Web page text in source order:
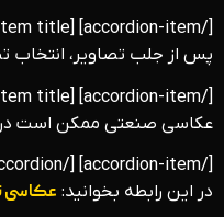
[/accordion-item] [accordion-item title=”انتخاب تصاویر مناسب برای پردازش”]
پس از جلب تصاویر، انتخاب
[/accordion-item] [accordion-item title=”محافظت از تجهیزات”]
عکاسی صنعتی ممکن است در
[/accordion-item] [/accordion]
در این رابطه بخوانید: عکاسی